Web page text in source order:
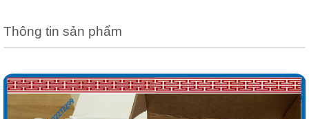
Thông tin sản phẩm